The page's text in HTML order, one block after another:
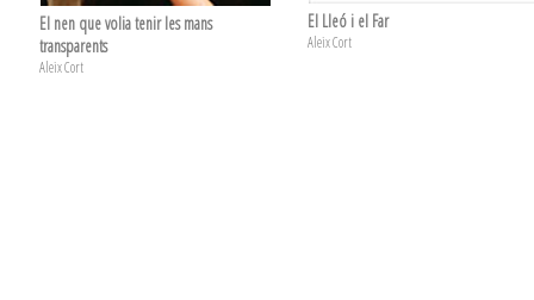
El nen que volia tenir les mans
transparents
Aleix Cort
El Lleó i el Far
Aleix Cort